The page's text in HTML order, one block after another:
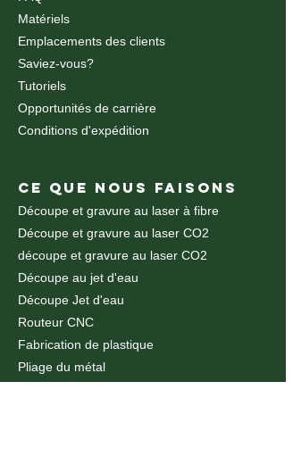
Matériels
Emplacements des clients
Saviez-vous?
Tutoriels
Opportunités de carrière
Conditions d'expédition
CE QUE NOUS FAISONS
Découpe et gravure au laser à fibre
Découpe et gravure au laser CO2
découpe et gravure au laser CO2
Découpe au jet d'eau
Découpe Jet d'eau
Routeur CNC
Fabrication de plastique
Pliage du métal